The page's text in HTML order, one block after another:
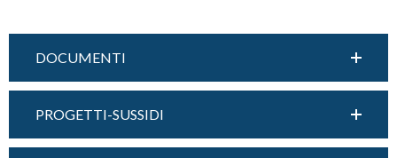
DOCUMENTI
PROGETTI-SUSSIDI